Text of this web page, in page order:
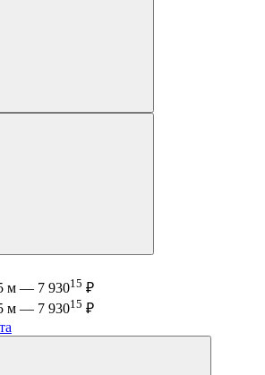
5 м — 7 93015 ₽
5 м — 7 93015 ₽